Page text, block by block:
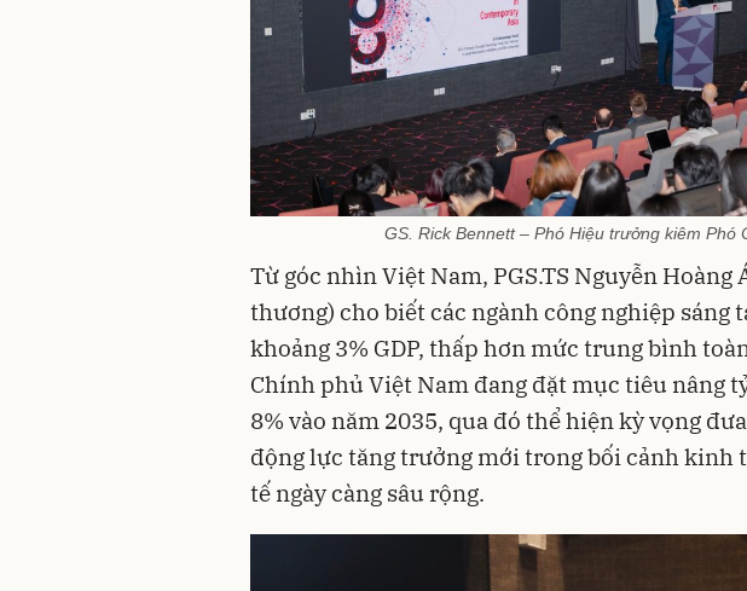
GS. Rick Bennett – Phó Hiệu trưởng kiêm Phó
Từ góc nhìn Việt Nam, PGS.TS Nguyễn Hoàng
thương) cho biết các ngành công nghiệp sáng
khoảng 3% GDP, thấp hơn mức trung bình
Chính phủ Việt Nam đang đặt mục tiêu nâng
8% vào năm 2035, qua đó thể hiện kỳ vọng
động lực tăng trưởng mới trong bối cảnh kinh
tế ngày càng sâu rộng.